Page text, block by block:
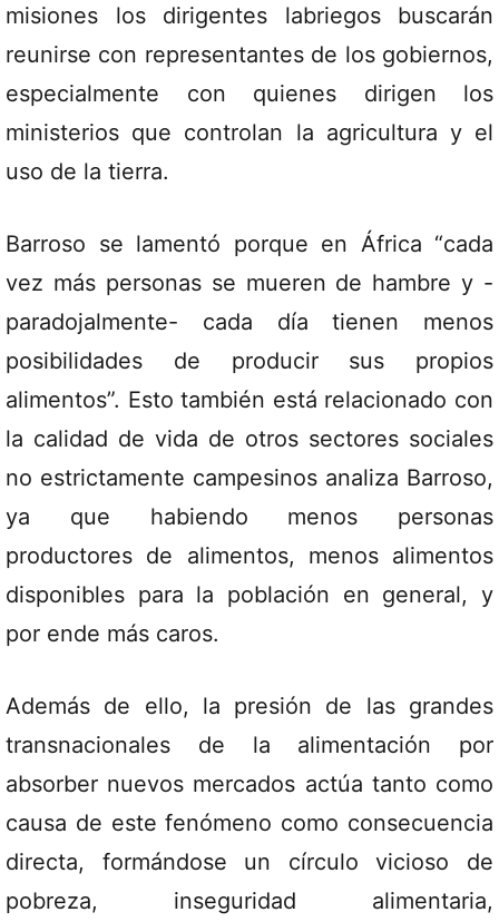
misiones los dirigentes labriegos buscarán
reunirse con representantes de los gobiernos,
especialmente con quienes dirigen los
ministerios que controlan la agricultura y el
uso de la tierra.
Barroso se lamentó porque en África “cada
vez más personas se mueren de hambre y -
paradojalmente- cada día tienen menos
posibilidades de producir sus propios
alimentos”. Esto también está relacionado con
la calidad de vida de otros sectores sociales
no estrictamente campesinos analiza Barroso,
ya que habiendo menos personas
productores de alimentos, menos alimentos
disponibles para la población en general, y
por ende más caros.
Además de ello, la presión de las grandes
transnacionales de la alimentación por
absorber nuevos mercados actúa tanto como
causa de este fenómeno como consecuencia
directa, formándose un círculo vicioso de
pobreza, inseguridad alimentaria,